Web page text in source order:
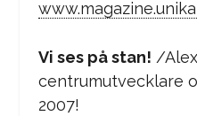
Vi ses på stan! /
centrumutvecklare
2007!